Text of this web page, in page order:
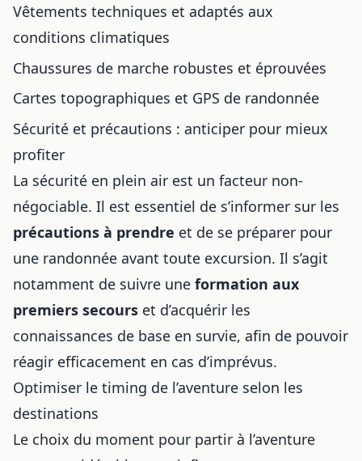
Vêtements techniques et adaptés aux
conditions climatiques
Chaussures de marche robustes et éprouvées
Cartes topographiques et GPS de randonnée
Sécurité et précautions : anticiper pour mieux
profiter
La sécurité en plein air est un facteur non-
négociable. Il est essentiel de s’informer sur les
précautions à prendre et de se préparer pour
une randonnée avant toute excursion. Il s’agit
notamment de suivre une formation aux
premiers secours et d’acquérir les
connaissances de base en survie, afin de pouvoir
réagir efficacement en cas d’imprévus.
Optimiser le timing de l’aventure selon les
destinations
Le choix du moment pour partir à l’aventure